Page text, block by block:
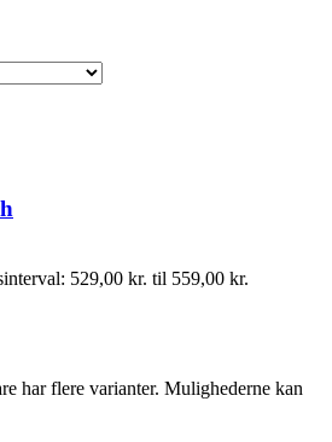
529,00 kr. til 559,00 kr.
har flere varianter. Mulighederne kan